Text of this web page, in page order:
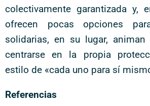
colectivamente garantizada y,
ofrecen pocas opciones
solidarias, en su lugar,
centrarse en la propia
estilo de «cada uno para sí
Referencias